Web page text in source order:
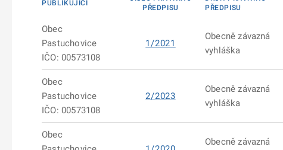
PUBLIKUJÍCÍ
PŘEDPISU
PŘEDPISU
Obec
Pastuchovice
IČO: 00573108
1/2021
Obecně závazná
vyhláška
Obec
Pastuchovice
IČO: 00573108
2/2023
Obecně závazná
vyhláška
Obec
Obecně závazná